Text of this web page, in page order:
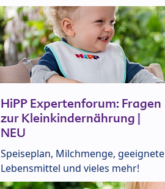
HiPP Expertenforum: Fragen
zur Kleinkindernährung |
NEU
Speiseplan, Milchmenge, geeignete
Lebensmittel und vieles mehr!